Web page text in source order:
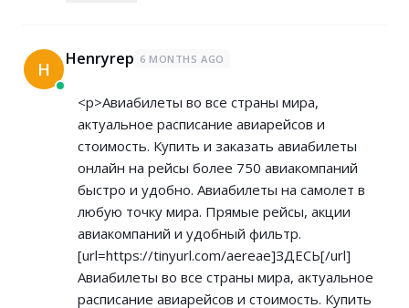
H Henryrep 6 MONTHS AGO
<p>Авиабилеты во все страны мира,
актуальное расписание авиарейсов и
стоимость. Купить и заказать авиабилеты
онлайн на рейсы более 750 авиакомпаний
быстро и удобно. Авиабилеты на самолет в
любую точку мира. Прямые рейсы, акции
авиакомпаний и удобный фильтр.
[url=https://tinyurl.com/aereae]ЗДЕСЬ[/url]
Авиабилеты во все страны мира, актуальное
расписание авиарейсов и стоимость. Купить